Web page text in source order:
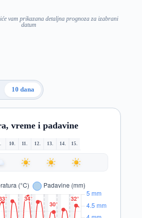
vam prikazana detaljna prognoza za izabrani
datum
10 dana
vreme i padavine
10. 11. 12. 13. 14. 15.